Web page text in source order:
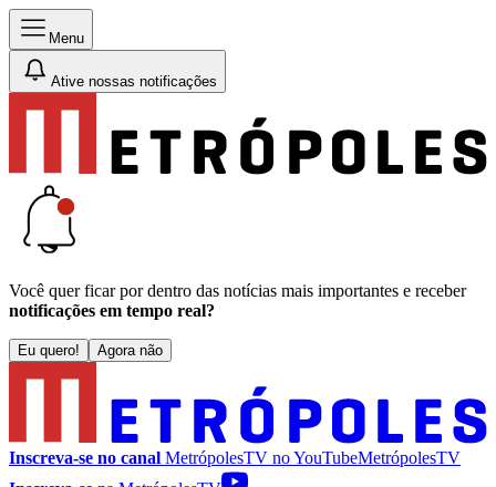
Menu
Ative nossas notificações
Você quer ficar por dentro das notícias mais importantes e receber
notificações em tempo real?
Eu quero! Agora não
Inscreva-se no canal MetrópolesTV noYouTubeMetrópolesTV